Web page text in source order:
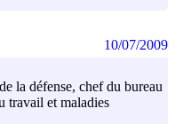
la défense, chef du bureau
travail et maladies
10/07/2009